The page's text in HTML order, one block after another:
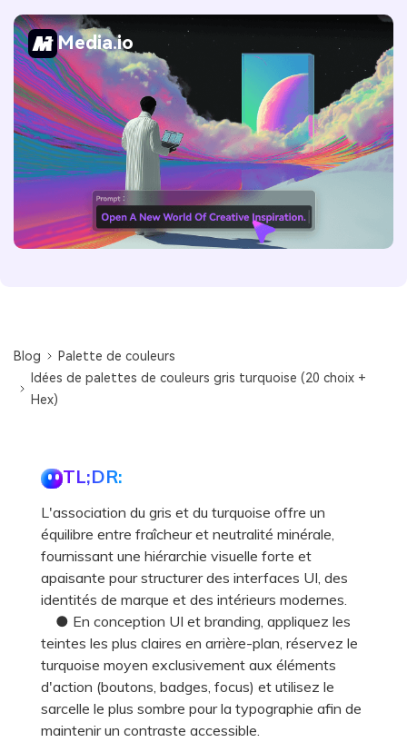
Media.io
Blog
Palette de couleurs
Idées de palettes de couleurs gris turquoise (20 choix +
Hex)
TL;DR:
L'association du gris et du turquoise offre un
équilibre entre fraîcheur et neutralité minérale,
fournissant une hiérarchie visuelle forte et
apaisante pour structurer des interfaces UI, des
identités de marque et des intérieurs modernes.
● En conception UI et branding, appliquez les
teintes les plus claires en arrière-plan, réservez le
turquoise moyen exclusivement aux éléments
d'action (boutons, badges, focus) et utilisez le
sarcelle le plus sombre pour la typographie afin de
maintenir un contraste accessible.